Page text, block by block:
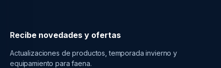
Recibe novedades y ofertas
Actualizaciones de productos, temporada invierno y
equipamiento para faena.